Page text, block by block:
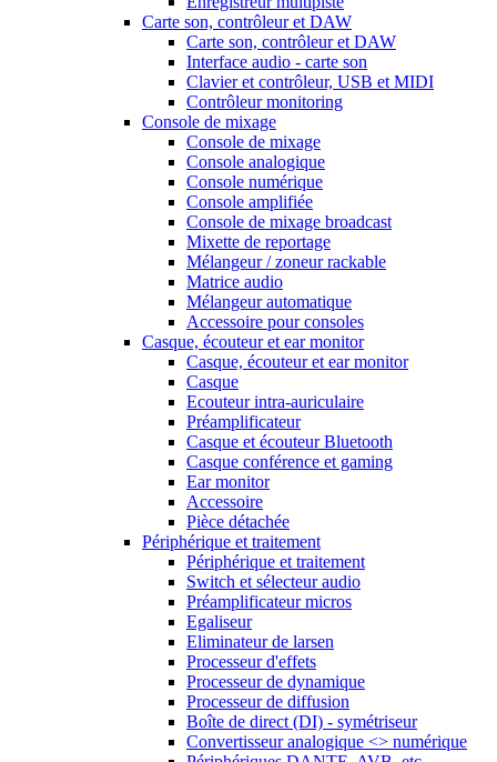
Carte son, contrôleur et DAW
Carte son, contrôleur et DAW
Interface audio - carte son
Clavier et contrôleur, USB et MIDI
Contrôleur monitoring
Console de mixage
Console de mixage
Console analogique
Console numérique
Console amplifiée
Console de mixage broadcast
Mixette de reportage
Mélangeur / zoneur rackable
Matrice audio
Mélangeur automatique
Accessoire pour consoles
Casque, écouteur et ear monitor
Casque, écouteur et ear monitor
Casque
Ecouteur intra-auriculaire
Préamplificateur
Casque et écouteur Bluetooth
Casque conférence et gaming
Ear monitor
Accessoire
Pièce détachée
Périphérique et traitement
Périphérique et traitement
Switch et sélecteur audio
Préamplificateur micros
Egaliseur
Eliminateur de larsen
Processeur d'effets
Processeur de dynamique
Processeur de diffusion
Boîte de direct (DI) - symétriseur
Convertisseur analogique <> numérique